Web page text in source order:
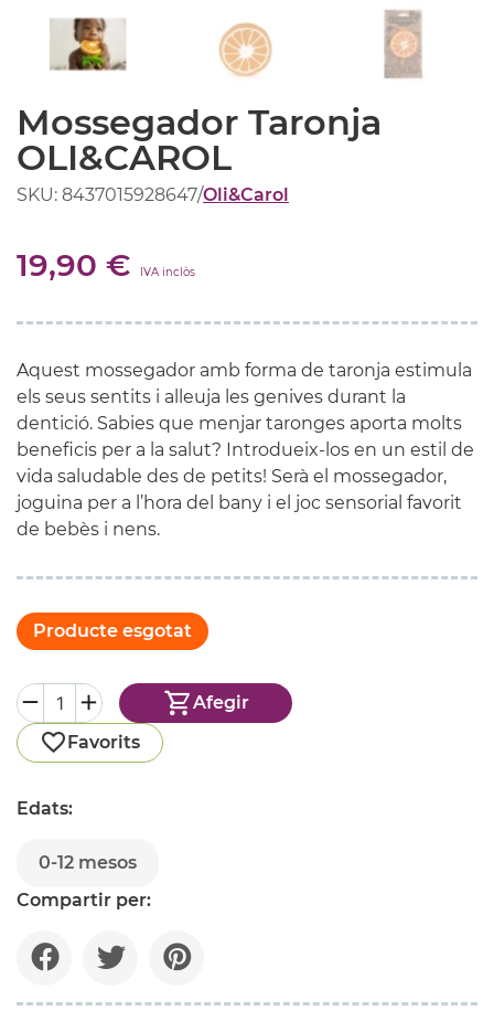
Mossegador Taronja
OLI&CAROL
SKU: 8437015928647/Oli&Carol
19,90 € IVA inclòs
Aquest mossegador amb forma de taronja estimula
els seus sentits i alleuja les genives durant la
dentició. Sabies que menjar taronges aporta molts
beneficis per a la salut? Introdueix-los en un estil de
vida saludable des de petits! Serà el mossegador,
joguina per a l’hora del bany i el joc sensorial favorit
de bebès i nens.
Producte esgotat
Afegir
Favorits
Edats:
0-12 mesos
Compartir per: